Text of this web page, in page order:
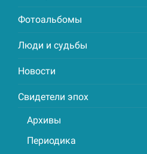
Фотоальбомы
Люди и судьбы
Новости
Свидетели эпох
Архивы
Периодика